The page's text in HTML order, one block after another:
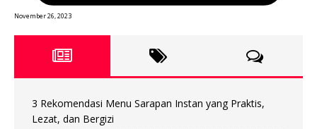
November 26, 2023
3 Rekomendasi Menu Sarapan Instan yang Praktis,
Lezat, dan Bergizi